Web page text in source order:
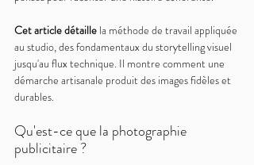
Cet article détaille la méthode de travail appliquée
au studio, des fondamentaux du storytelling visuel
jusqu'au flux technique. Il montre comment une
démarche artisanale produit des images fidèles et
durables.
Qu'est-ce que la photographie
publicitaire ?